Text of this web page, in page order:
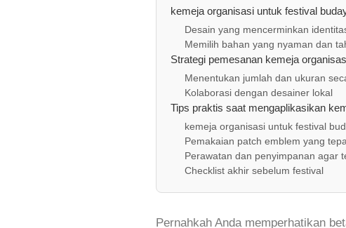
kemeja organisasi untuk festival
Desain yang mencerminkan
Memilih bahan yang nyaman dan
Strategi pemesanan kemeja
Menentukan jumlah dan ukuran
Kolaborasi dengan desainer lokal
Tips praktis saat mengaplikasikan
kemeja organisasi untuk festival
Pemakaian patch emblem yang
Perawatan dan penyimpanan agar
Checklist akhir sebelum festival
Pernahkah Anda memperhatikan